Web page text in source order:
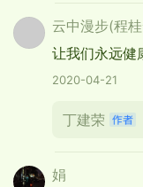
云中漫步(程
让我们永远健
2020-04-21
丁建荣
娟